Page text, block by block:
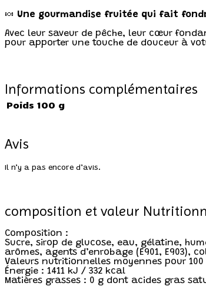
🍬 Une gourmandise fruitée qui fait
Avec leur saveur de pêche, leur cœur
pour apporter une touche de douceur à
Informations complémentaires
Poids 100 g
Avis
Il n’y a pas encore d’avis.
composition et valeur
Composition :
Sucre, sirop de glucose, eau, gélatine,
arômes, agents d’enrobage (E901, E903),
Valeurs nutritionnelles moyennes pour 100
Énergie : 1411 kJ / 332 kcal
Matières grasses : 0 g dont acides gras